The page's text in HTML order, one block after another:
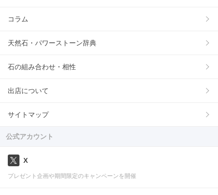
コラム
天然石・パワーストーン辞典
石の組み合わせ・相性
出店について
サイトマップ
公式アカウント
X
プレゼント企画や期間限定のキャンペーンを開催